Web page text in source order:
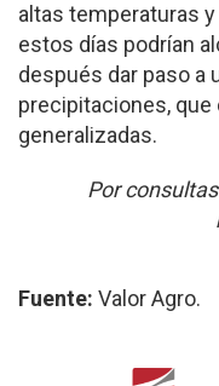
altas temperaturas
estos días podrían
después dar paso a
precipitaciones, que
generalizadas.
Por
Fuente: Valor Agro.